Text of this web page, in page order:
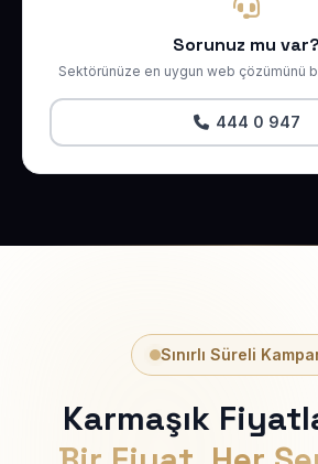
Sorunuz mu var?
Sektörünüze en uygun web çözümünü
444 0 947
Sınırlı Süreli
Karmaşık